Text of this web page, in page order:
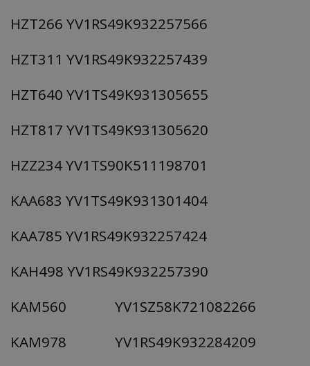
HZT266 YV1RS49K932257566
HZT311 YV1RS49K932257439
HZT640 YV1TS49K931305655
HZT817 YV1TS49K931305620
HZZ234 YV1TS90K511198701
KAA683 YV1TS49K931301404
KAA785 YV1RS49K932257424
KAH498 YV1RS49K932257390
KAM560 YV1SZ58K721082266
KAM978 YV1RS49K932284209